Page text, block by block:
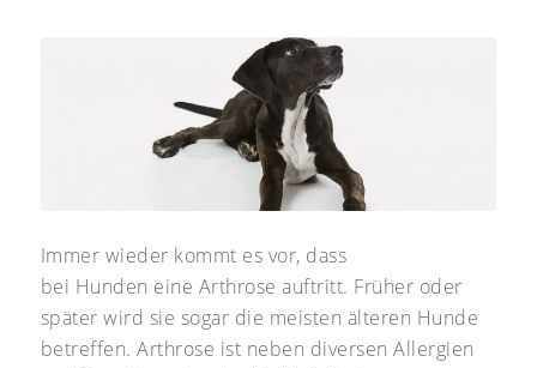
Immer wieder kommt es vor, dass
bei Hunden eine Arthrose auftritt. Früher oder
später wird sie sogar die meisten älteren Hunde
betreffen. Arthrose ist neben diversen Allergien